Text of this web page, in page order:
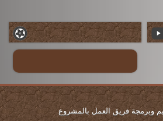
وبرمجة فريق العمل بالمشروع